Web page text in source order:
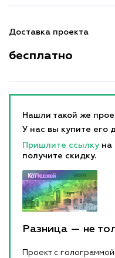
Доставка проекта
бесплатно
Нашли такой же
У нас вы купите его
Пришлите ссылку на
получите скидку.
Разница — не
Проект с